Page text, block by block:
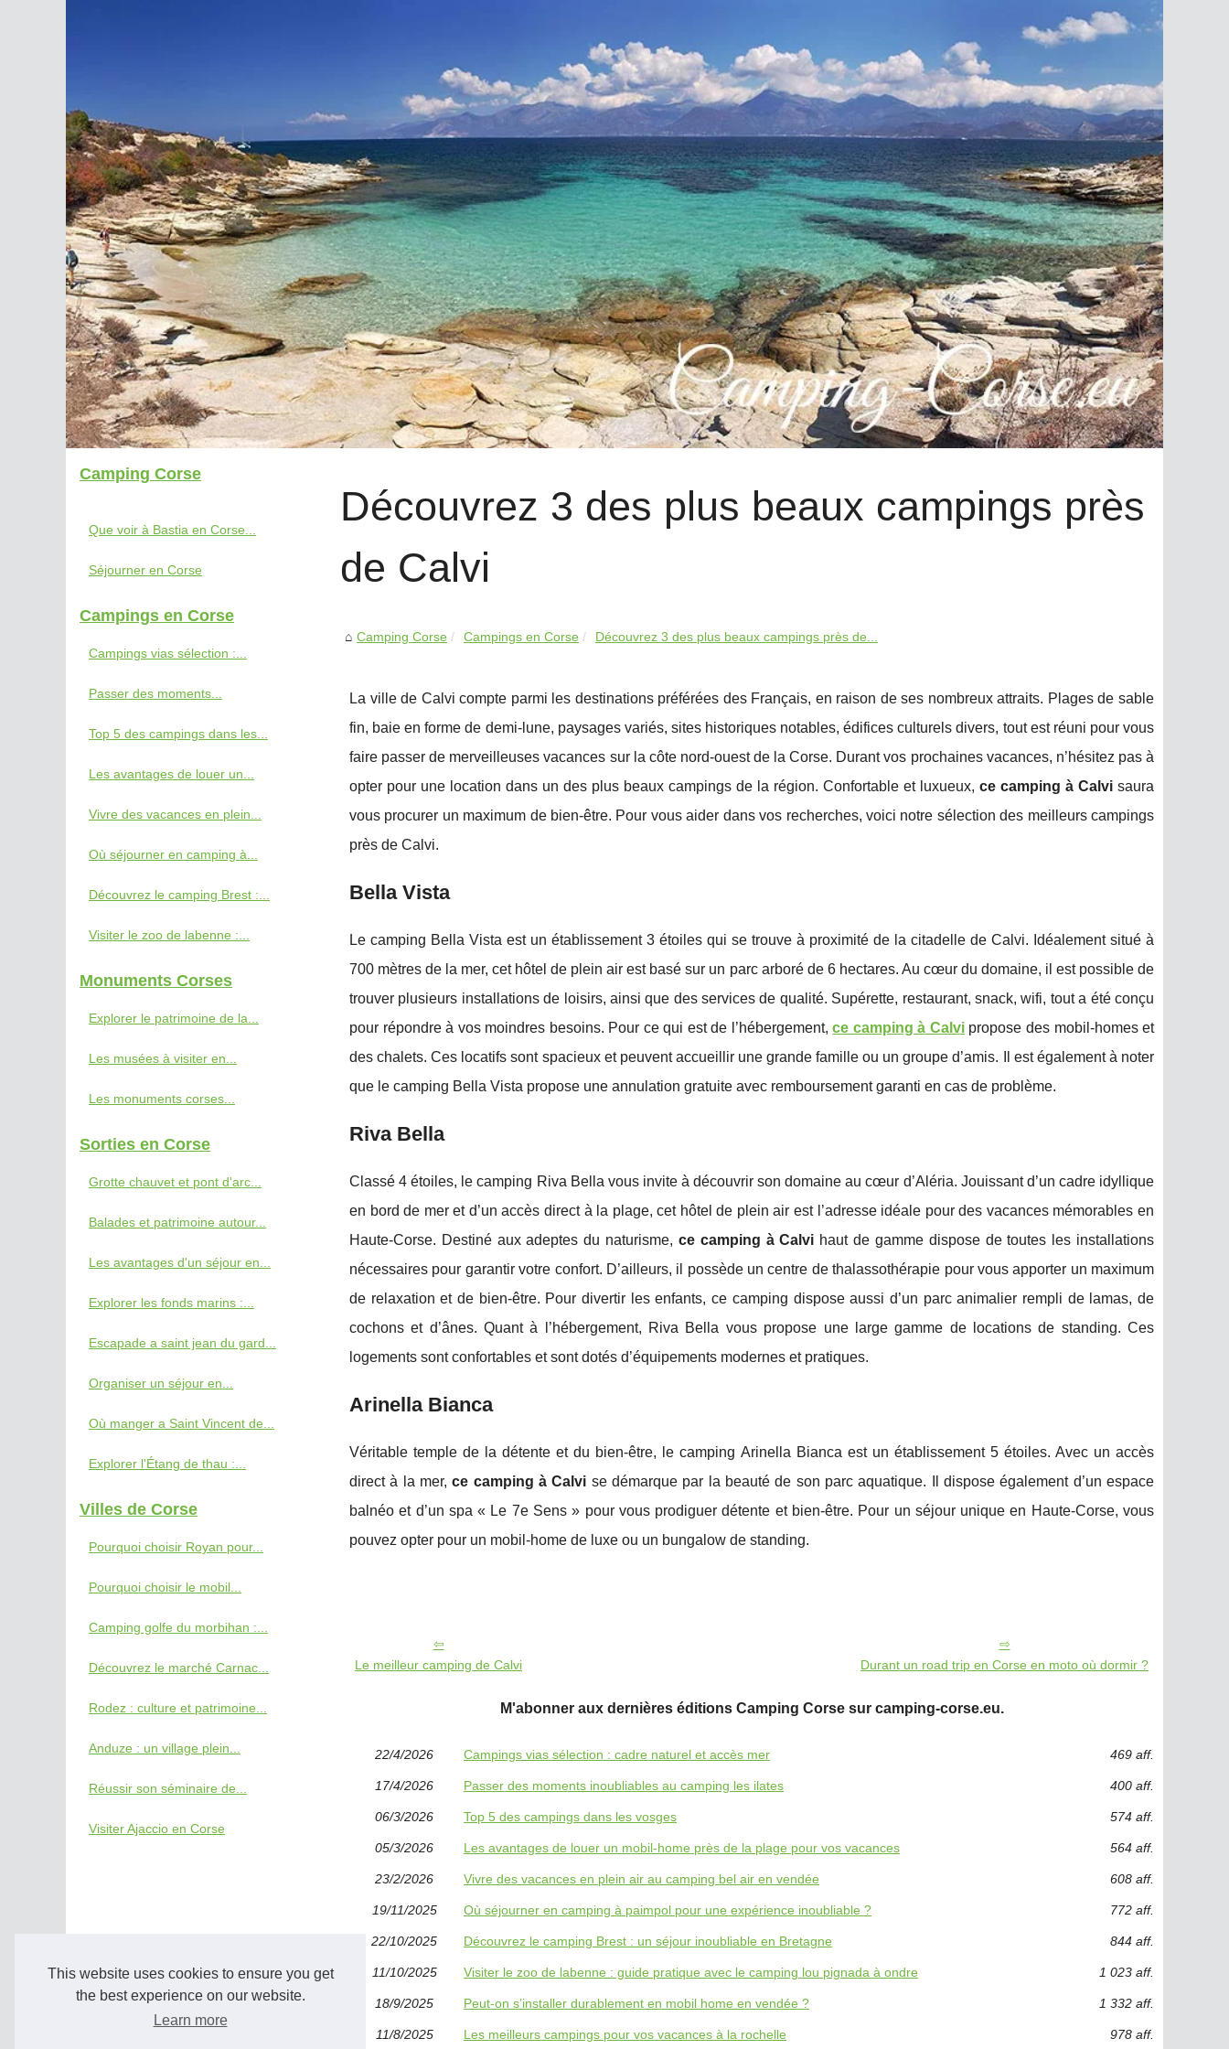
This website uses cookies to ensure you get
the best experience on our website.
Learn more
Découvrez 3 des plus beaux campings près
de Calvi
Camping Corse Campings en Corse Découvrez 3 des plus beaux campings près de...
La ville de Calvi compte parmi les destinations préférées des Français, en raison de ses nombreux attraits. Plages de sable
fin, baie en forme de demi-lune, paysages variés, sites historiques notables, édifices culturels divers, tout est réuni pour vous
faire passer de merveilleuses vacances sur la côte nord-ouest de la Corse. Durant vos prochaines vacances, n’hésitez pas à
opter pour une location dans un des plus beaux campings de la région. Confortable et luxueux, ce camping à Calvi saura
vous procurer un maximum de bien-être. Pour vous aider dans vos recherches, voici notre sélection des meilleurs campings
près de Calvi.
Bella Vista
Le camping Bella Vista est un établissement 3 étoiles qui se trouve à proximité de la citadelle de Calvi. Idéalement situé à
700 mètres de la mer, cet hôtel de plein air est basé sur un parc arboré de 6 hectares. Au cœur du domaine, il est possible de
trouver plusieurs installations de loisirs, ainsi que des services de qualité. Supérette, restaurant, snack, wifi, tout a été conçu
pour répondre à vos moindres besoins. Pour ce qui est de l’hébergement,ce camping à Calvi propose des mobil-homes et
des chalets. Ces locatifs sont spacieux et peuvent accueillir une grande famille ou un groupe d’amis. Il est également à noter
que le camping Bella Vista propose une annulation gratuite avec remboursement garanti en cas de problème.
Riva Bella
Classé 4 étoiles, le camping Riva Bella vous invite à découvrir son domaine au cœur d’Aléria. Jouissant d’un cadre idyllique
en bord de mer et d’un accès direct à la plage, cet hôtel de plein air est l’adresse idéale pour des vacances mémorables en
Haute-Corse. Destiné aux adeptes du naturisme, ce camping à Calvi haut de gamme dispose de toutes les installations
nécessaires pour garantir votre confort. D’ailleurs, il possède un centre de thalassothérapie pour vous apporter un maximum
de relaxation et de bien-être. Pour divertir les enfants, ce camping dispose aussi d’un parc animalier rempli de lamas, de
cochons et d’ânes. Quant à l’hébergement, Riva Bella vous propose une large gamme de locations de standing. Ces
logements sont confortables et sont dotés d’équipements modernes et pratiques.
Arinella Bianca
Véritable temple de la détente et du bien-être, le camping Arinella Bianca est un établissement 5 étoiles. Avec un accès
direct à la mer,ce camping à Calvi se démarque par la beauté de son parc aquatique. Il dispose également d’un espace
balnéo et d’un spa « Le 7e Sens » pour vous prodiguer détente et bien-être. Pour un séjour unique en Haute-Corse, vous
pouvez opter pour un mobil-home de luxe ou un bungalow de standing.
Le meilleur camping de Calvi Durant un road trip en Corse en moto où dormir ?
M'abonner aux dernières éditions Camping Corse sur camping-corse.eu.
22/4/2026 Campings vias sélection : cadre naturel et accès mer 469 aff.
17/4/2026 Passer des moments inoubliables au camping les ilates 400 aff.
06/3/2026 Top 5 des campings dans les vosges 574 aff.
05/3/2026 Les avantages de louer un mobil-home près de la plage pour vos vacances 564 aff.
23/2/2026 Vivre des vacances en plein air au camping bel air en vendée 608 aff.
19/11/2025 Où séjourner en camping à paimpol pour une expérience inoubliable ? 772 aff.
22/10/2025 Découvrez le camping Brest : un séjour inoubliable en Bretagne 844 aff.
11/10/2025 Visiter le zoo de labenne : guide pratique avec le camping lou pignada à ondre 1 023 aff.
18/9/2025 Peut-on s’installer durablement en mobil home en vendée ? 1 332 aff.
11/8/2025 Les meilleurs campings pour vos vacances à la rochelle 978 aff.
Camping Corse
Que voir à Bastia en Corse...
Séjourner en Corse
Campings en Corse
Campings vias sélection :...
Passer des moments...
Top 5 des campings dans les...
Les avantages de louer un...
Vivre des vacances en plein...
Où séjourner en camping à...
Découvrez le camping Brest :...
Visiter le zoo de labenne :...
Monuments Corses
Explorer le patrimoine de la...
Les musées à visiter en...
Les monuments corses...
Sorties en Corse
Grotte chauvet et pont d'arc...
Balades et patrimoine autour...
Les avantages d'un séjour en...
Explorer les fonds marins :...
Escapade a saint jean du gard...
Organiser un séjour en...
Où manger a Saint Vincent de...
Explorer l'Étang de thau :...
Villes de Corse
Pourquoi choisir Royan pour...
Pourquoi choisir le mobil...
Camping golfe du morbihan :...
Découvrez le marché Carnac...
Rodez : culture et patrimoine...
Anduze : un village plein...
Réussir son séminaire de...
Visiter Ajaccio en Corse